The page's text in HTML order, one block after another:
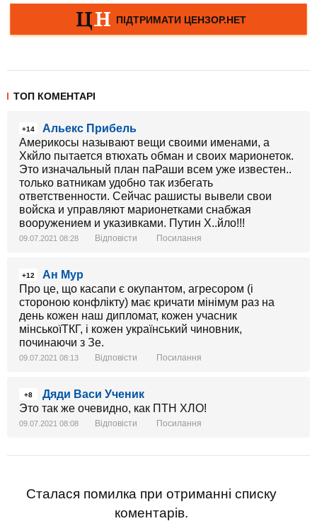
ТОП КОМЕНТАРІ
+14
Альекс Прибель
Америкосы называют вещи своими именами, а
Хкйло пытается втюхать обман и своих марионеток.
Это изначальный план паРаши всем уже известен..
только ватникам удобно так избегать
ответственности. Сейчас рашисты вывели свои
войска и управляют марионетками снабжая
вооружением и указивками. Путин Х..йло!!!
09.07.2021 08:28 Відповісти Посилання
+12
Ан Мур
Про це, що касапи є окупантом, агресором (і
стороною конфлікту) має кричати мінімум раз на
день кожен наш дипломат, кожен учасник
мінськоїТКГ, і кожен український чиновник,
починаючи з Зе.
09.07.2021 08:13 Відповісти Посилання
+8
Дяди Васи Ученик
Это так же очевидно, как ПТН ХЛО!
09.07.2021 08:08 Відповісти Посилання
Сталася помилка при отриманні списку
коментарів.